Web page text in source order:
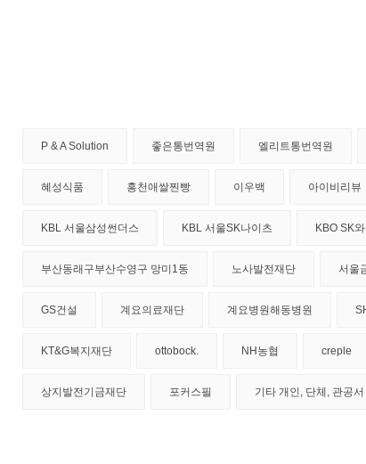
P & A Solution 좋은통번역원 엘리트통번역원
혜성식품 홍천애쌀찐빵 이우백 아이비리뷰
KBL 서울삼성썬더스 KBL 서울SK나이츠 KBO SK
부산동래구부산수영구 망미1동 노사발전재단 서울
GS건설 계요의료재단 계요병원해동병원
KT&G복지재단 ottobock. NH농협 creple
상지발전기금재단 포커스필 기타 개인, 단체, 관공